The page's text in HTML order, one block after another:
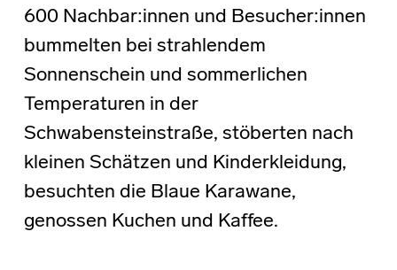
600 Nachbar:innen und Besucher:innen
bummelten bei strahlendem
Sonnenschein und sommerlichen
Temperaturen in der
Schwabensteinstraße, stöberten nach
kleinen Schätzen und Kinderkleidung,
besuchten die Blaue Karawane,
genossen Kuchen und Kaffee.